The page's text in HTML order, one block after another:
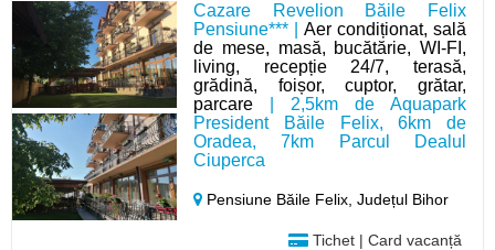
Cazare Revelion Băile Felix
Pensiune*** | Aer condiționat, sală
de mese, masă, bucătărie, WI-FI,
living, recepție 24/7, terasă,
grădină, foișor, cuptor, grătar,
parcare | 2,5km de Aquapark
President Băile Felix, 6km de
Oradea, 7km Parcul Dealul
Ciuperca
Pensiune Băile Felix,Județul Bihor
Tichet | Card vacanță